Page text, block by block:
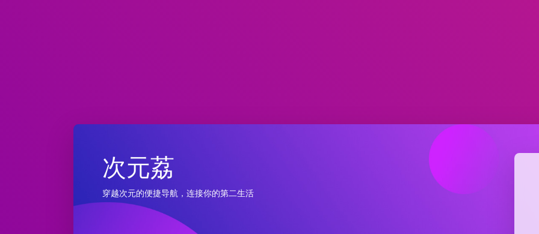
次元荔
穿越次元的便捷导航，连接你的第二生活